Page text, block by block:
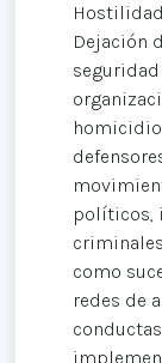
Dejación
políticos,
como
redes de